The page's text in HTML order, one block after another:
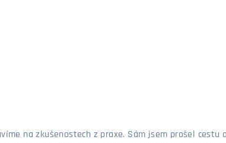
na zkušenostech z praxe. Sám jsem prošel cestu